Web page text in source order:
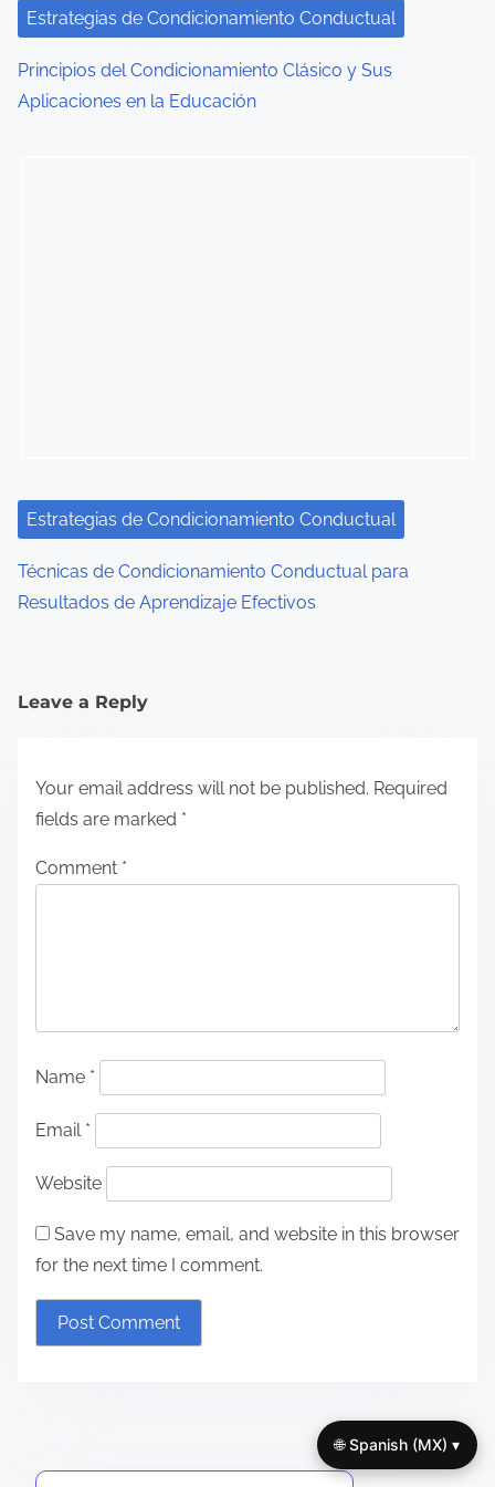
Estrategias de Condicionamiento Conductual
Principios del Condicionamiento Clásico y Sus
Aplicaciones en la Educación
Estrategias de Condicionamiento Conductual
Técnicas de Condicionamiento Conductual para
Resultados de Aprendizaje Efectivos
Leave a Reply
Your email address will not be published. Required
fields are marked *
Comment *
Name *
Email *
Website
Save my name, email, and website in this browser
for the next time I comment.
🌐 Spanish (MX) ▾